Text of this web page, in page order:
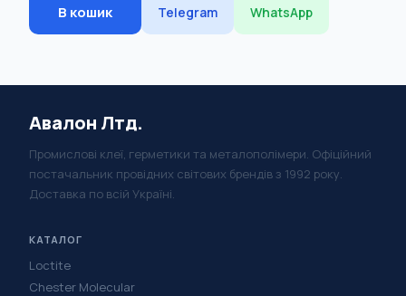
В кошик Telegram WhatsApp
Авалон Лтд.
Промислові клеї, герметики та металополімери. Офіційний
постачальник провідних світових брендів з 1992 року.
Доставка по всій Україні.
КАТАЛОГ
Loctite
Chester Molecular